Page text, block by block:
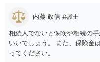
内藤 政信 弁護士
相続人でないと保険や相続の
いいでしょう。 また、保険金
ってください。